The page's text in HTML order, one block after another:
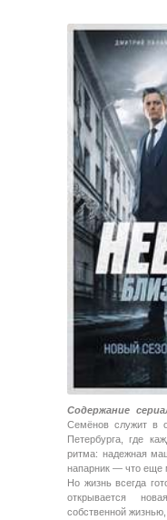
Содержание
Семёнов служит в
Петербурга, где
ритма: надежная
напарник — что еще
Но жизнь всегда
открывается
собственной